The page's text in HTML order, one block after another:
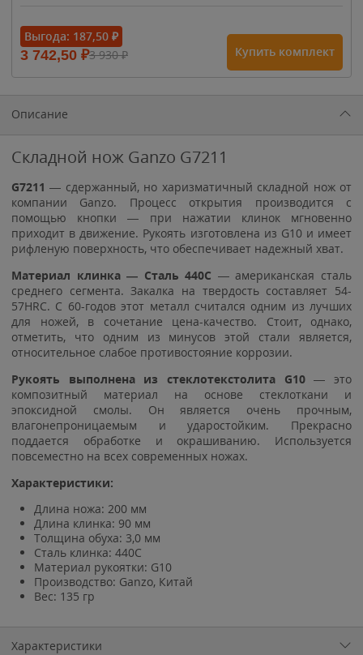
1 615₽
1 900₽1 900₽
Выгода: 187,50 ₽
3 742,50 ₽3 930₽ Купить комплект
Описание
Складной нож Ganzo G7211
G7211 — сдержанный, но харизматичный складной нож от
компании Ganzo. Процесс открытия производится с
помощью кнопки — при нажатии клинок мгновенно
приходит в движение. Рукоять изготовлена из G10 и имеет
рифленую поверхность, что обеспечивает надежный хват.
Материал клинка — Сталь 440С — американская сталь
среднего сегмента. Закалка на твердость составляет 54-
57HRC. C 60-годов этот металл считался одним из лучших
для ножей, в сочетание цена-качество. Стоит, однако,
отметить, что одним из минусов этой стали является,
относительное слабое противостояние коррозии.
Рукоять выполнена из стеклотекстолита G10— это
композитный материал на основе стеклоткани и
эпоксидной смолы. Он является очень прочным,
влагонепроницаемым и ударостойким. Прекрасно
поддается обработке и окрашиванию. Используется
повсеместно на всех современных ножах.
Характеристики:
Длина ножа: 200 мм
Длина клинка: 90 мм
Толщина обуха: 3,0 мм
Сталь клинка: 440C
Материал рукоятки: G10
Производство: Ganzo, Китай
Вес: 135 гр
Характеристики